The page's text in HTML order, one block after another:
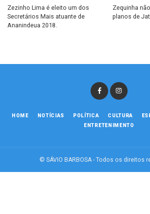
Zezinho Lima é eleito um dos
Secretários Mais atuante de
Ananindeua 2018.
Zequinha
planos de
HOME NOTÍCIAS POLÍTICA CULTURA
ENTRETENIMENTO
© SÁVIO BARBOSA - Todos os direitos